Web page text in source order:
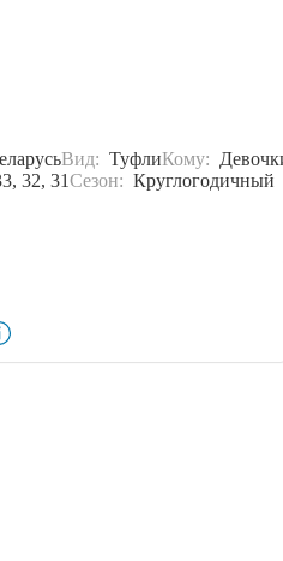
Вид: ТуфлиКому:
32, 31Сезон: Круглогодичный